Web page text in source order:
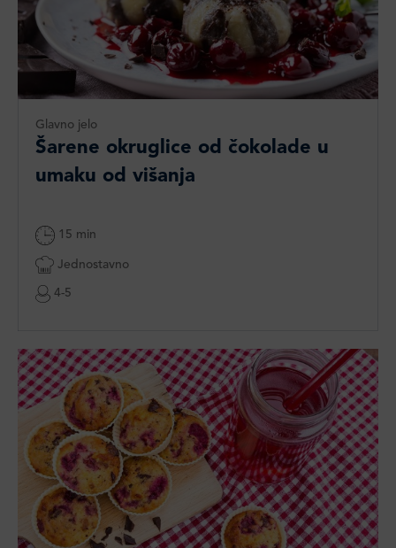
Glavno jelo
Šarene okruglice od čokolade u
umaku od višanja
15 min
Jednostavno
4-5